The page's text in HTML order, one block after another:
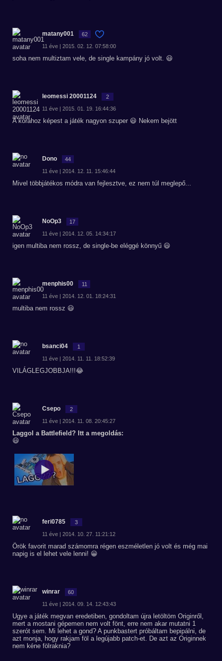
matany001 62
11 éve | 2015. 02. 12. 07:58:00
soha nem multiztam vele, de single kampány jó volt. 😃
leomessi 20001124 2
11 éve | 2015. 01. 19. 16:44:36
A korához képest a játék nagyon szuper 😃 Nekem bejött
Dono 44
11 éve | 2014. 12. 11. 15:46:44
Mivel többjátékos módra van fejlesztve, ez nem túl meglepő...
NoOp3 17
11 éve | 2014. 12. 05. 14:34:17
igen multiba nem rossz, de single-be eléggé könnyű 😃
menphis00 11
11 éve | 2014. 12. 01. 18:24:31
multiba nem rossz 😃
bsanci04 1
11 éve | 2014. 11. 11. 18:52:39
VILÁGLEGJOBBJA!!!😂
Csepo 2
11 éve | 2014. 11. 08. 20:45:27
Laggol a Battlefield? Itt a megoldás:
😃
feri0785 3
11 éve | 2014. 10. 27. 11:21:12
Örök favorit marad számomra régen eszméletlen jó volt és még mai
napig is el lehet vele lenni! 😀
winrar 60
11 éve | 2014. 09. 14. 12:43:43
Ugye a játék megvan eredetiben, gondoltam újra letöltöm Originről,
mert a mostani gépemen nem volt fönt, erre nem akar mutatni 1
szerót sem. Mi lehet a gond? A punkbastert próbáltam bepipálni, de
azt monja, hogy rakjam föl a legújabb patch-et. De azt az Originnek
nem kéne fölraknia?